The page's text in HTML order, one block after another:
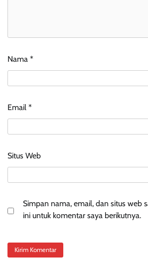
Nama *
Email *
Situs Web
Simpan nama, email, dan situs web
ini untuk komentar saya berikutnya.